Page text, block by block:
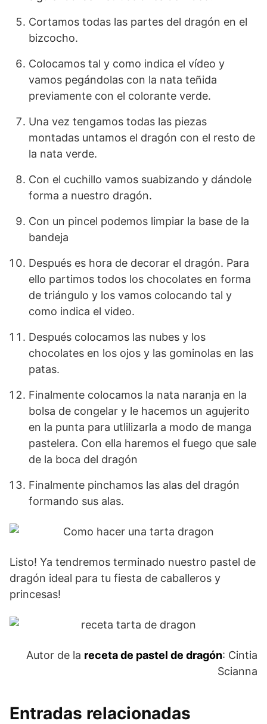
Cortamos todas las partes del dragón en el
bizcocho.
Colocamos tal y como indica el vídeo y
vamos pegándolas con la nata teñida
previamente con el colorante verde.
Una vez tengamos todas las piezas
montadas untamos el dragón con el resto de
la nata verde.
Con el cuchillo vamos suabizando y dándole
forma a nuestro dragón.
Con un pincel podemos limpiar la base de la
bandeja
Después es hora de decorar el dragón. Para
ello partimos todos los chocolates en forma
de triángulo y los vamos colocando tal y
como indica el video.
Después colocamos las nubes y los
chocolates en los ojos y las gominolas en las
patas.
Finalmente colocamos la nata naranja en la
bolsa de congelar y le hacemos un agujerito
en la punta para utlilizarla a modo de manga
pastelera. Con ella haremos el fuego que sale
de la boca del dragón
Finalmente pinchamos las alas del dragón
formando sus alas.
Listo! Ya tendremos terminado nuestro pastel de
dragón ideal para tu fiesta de caballeros y
princesas!
Autor de la receta de pastel de dragón: Cintia
Scianna
Entradas relacionadas